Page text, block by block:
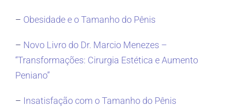
– Obesidade e o Tamanho do Pênis
– Novo Livro do Dr. Marcio Menezes –
“Transformações: Cirurgia Estética e Aumento
Peniano”
– Insatisfação com o Tamanho do Pênis